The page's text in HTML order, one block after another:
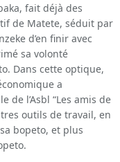
fait déjà des
de Matete, séduit par
d’en finir avec
sa volonté
Dans cette optique,
a
de l’Asbl “Les amis de
outils de travail, en
bopeto, et plus